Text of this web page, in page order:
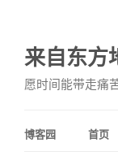
来自东方
愿时间能带走痛
博客园 首页